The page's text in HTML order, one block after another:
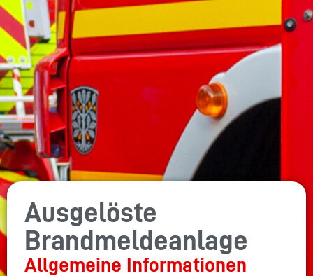
Ausgelöste
Brandmeldeanlage
Allgemeine Informationen